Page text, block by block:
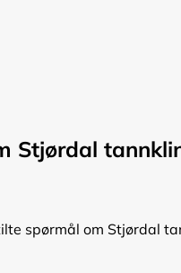
Stjørdal
spørmål om Stjørdal